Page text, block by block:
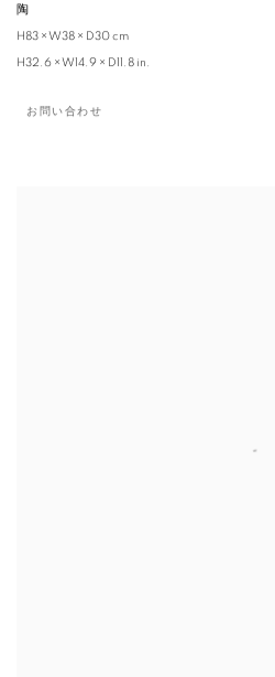
陶
H83 × W38 × D30 cm
H32.6 × W14.9 × D11.8 in.
お問い合わせ